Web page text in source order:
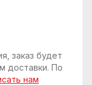
заказ будет
доставки. По
нам